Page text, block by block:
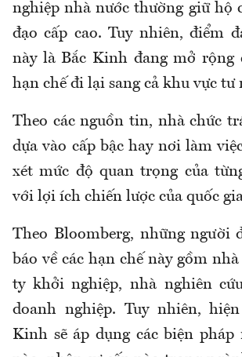
nghiệp nhà nước thường giữ hộ
đạo cấp cao. Tuy nhiên, điểm
này là Bắc Kinh đang mở rộng
hạn chế đi lại sang cả khu vực tư
Theo các nguồn tin, nhà chức
dựa vào cấp bậc hay nơi làm
xét mức độ quan trọng của
với lợi ích chiến lược của quốc
Theo Bloomberg, những người
báo về các hạn chế này gồm
ty khởi nghiệp, nhà nghiên
doanh nghiệp. Tuy nhiên,
Kinh sẽ áp dụng các biện pháp